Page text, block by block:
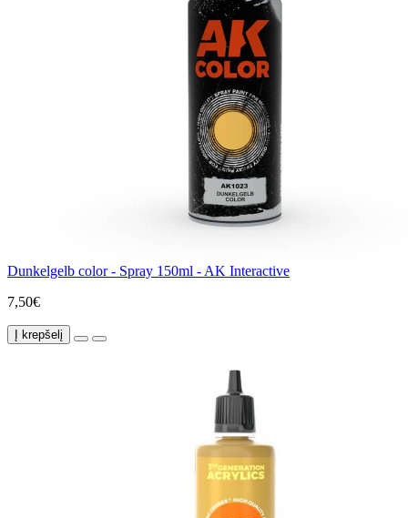
Dunkelgelb color - Spray 150ml - AK Interactive
7,50€
Į krepšelį